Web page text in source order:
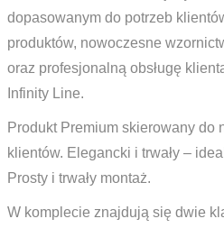
dopasowanym do potrzeb
produktów, nowoczesne
oraz profesjonalną obsługę
Infinity Line.
Produkt Premium skierowany do
klientów. Elegancki i trwały –
Prosty i trwały montaż.
W komplecie znajdują się dwie